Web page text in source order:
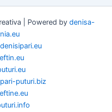
| Powered by denisa-
puturi.biz